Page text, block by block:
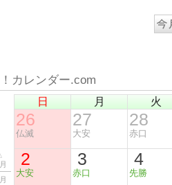
カレンダー.com
日 月 火
26
仏滅
27
大安
28
赤口
2
大安
3
赤口
4
先勝